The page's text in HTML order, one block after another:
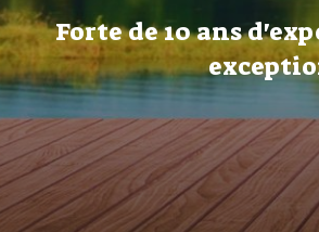
Forte de 10 ans